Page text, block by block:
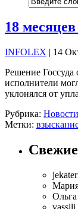
18
INFOLEX | 14
Решение Госсуда
исполнители
уклонялся от
Рубрика: Новости
Метки:
Ольга